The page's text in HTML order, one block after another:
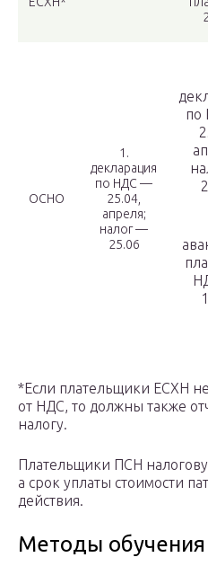
ОСНО
1.
декларация
по НДС —
25.04,
апреля;
налог —
25.06
по
*Если плательщики ЕСХН
от НДС, то должны также
налогу.
Плательщики ПСН
а срок уплаты стоимости
действия.
Методы обучения